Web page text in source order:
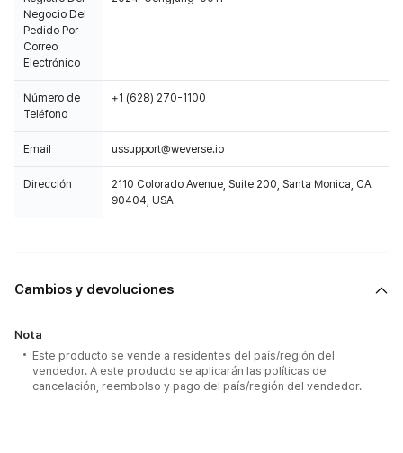
Negocio Del
Pedido Por
Correo
Electrónico
Número de
Teléfono
+1 (628) 270-1100
Email ussupport@weverse.io
Dirección
2110 Colorado Avenue, Suite 200, Santa Monica, CA
90404, USA
Cambios y devoluciones
Nota
Este producto se vende a residentes del país/región del
vendedor. A este producto se aplicarán las políticas de
cancelación, reembolso y pago del país/región del vendedor.